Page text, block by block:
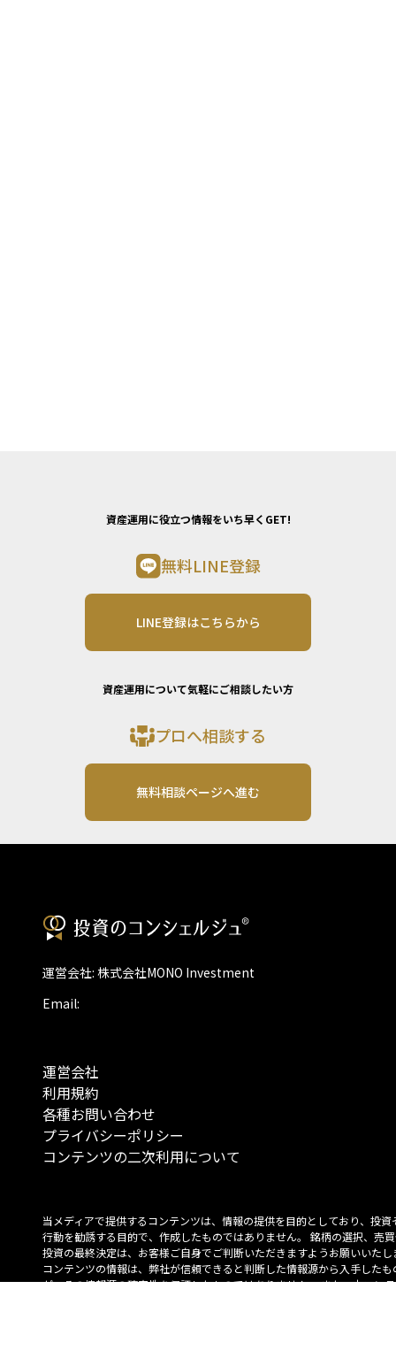
資産運用に役立つ情報をいち早くGET!
無料LINE登録
LINE登録はこちらから
資産運用について気軽にご相談したい方
プロへ相談する
無料相談ページへ進む
運営会社: 株式会社MONO Investment
Email:
運営会社
利用規約
各種お問い合わせ
プライバシーポリシー
コンテンツの二次利用について
当メディアで提供するコンテンツは、情報の提供を目的としており、投資
行動を勧誘する目的で、作成したものではありません。 銘柄の選択、売
投資の最終決定は、お客様ご自身でご判断いただきますようお願いいたし
コンテンツの情報は、弊社が信頼できると判断した情報源から入手したも
が、その情報源の確実性を保証したものではありません。 また、本コン